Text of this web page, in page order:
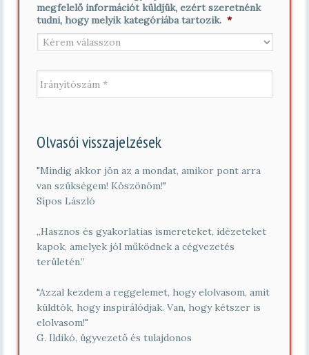
v
*
*
megfelelő információt küldjük, ezért szeretnénk
tudni, hogy melyik kategóriába tartozik. *
I
r
t
s
á
m
Olvasói visszajelzések
"Mindig akkor jön az a mondat, amikor pont arra
van szükségem! Köszönöm!"
Sípos László
„Hasznos és gyakorlatias ismereteket, idézeteket
kapok, amelyek jól működnek a cégvezetés
területén.”
"Azzal kezdem a reggelemet, hogy elolvasom, amit
küldtök, hogy inspirálódjak. Van, hogy kétszer is
elolvasom!"
G. Ildikó, ügyvezető és tulajdonos